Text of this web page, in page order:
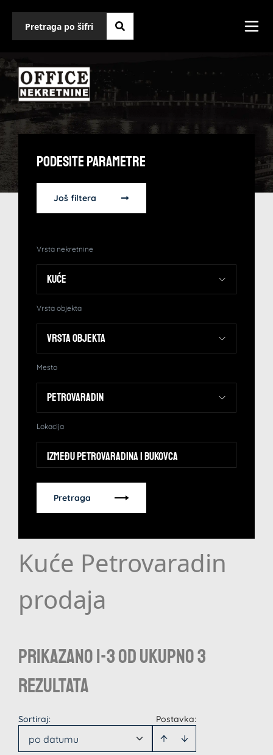
Podesite Parametre
Još filtera
Vrsta nekretnine
Vrsta objekta
Mesto
Lokacija
Između Petrovaradina i Bukovca
Pretraga
Kuće Petrovaradin
prodaja
Prikazano 1-3 od ukupno 3
rezultata
Postavka:
Sortiraj:
po datumu